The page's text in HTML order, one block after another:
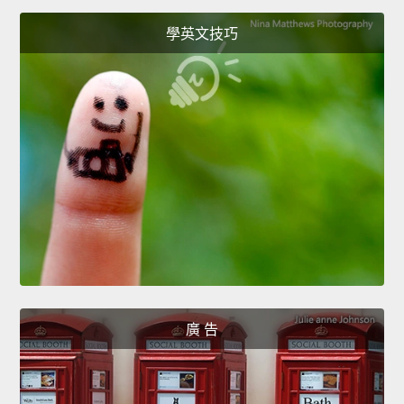
學英文技巧
廣 告